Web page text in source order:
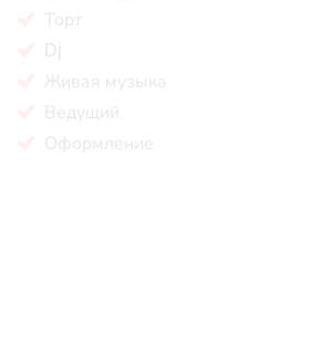
Торт
Dj
Живая музыка
Ведущий
Оформление